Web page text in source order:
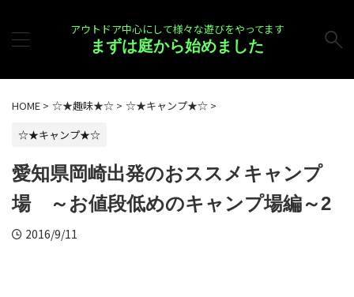
アウトドア中心にして様々な遊びをやってます
まずは庭から始めました
HOME > ☆★趣味★☆ > ☆★キャンプ★☆ >
☆★キャンプ★☆
愛知県岡崎出発のおススメキャンプ
場 ～お値段低めのキャンプ場編～2
2016/9/11